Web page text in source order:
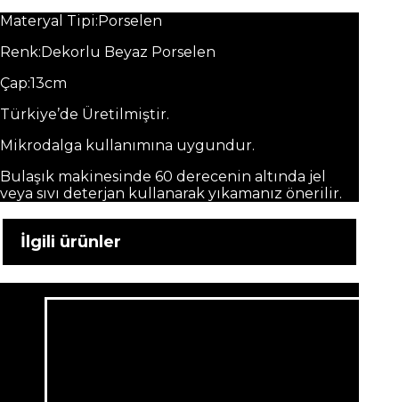
Materyal Tipi:Porselen
Renk:Dekorlu Beyaz Porselen
Çap:13cm
Türkiye’de Üretilmiştir.
Mikrodalga kullanımına uygundur.
Bulaşık makinesinde 60 derecenin altında jel
veya sıvı deterjan kullanarak yıkamanız önerilir.
İlgili ürünler